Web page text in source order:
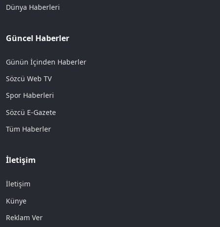
Dünya Haberleri
Güncel Haberler
Günün İçinden Haberler
Sözcü Web TV
Spor Haberleri
Sözcü E-Gazete
Tüm Haberler
İletişim
İletişim
Künye
Reklam Ver